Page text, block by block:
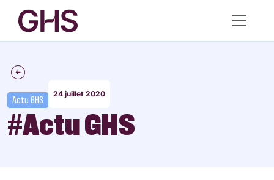
Actu GHS
24 juillet 2020
#Actu GHS